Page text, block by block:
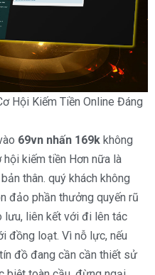
69vn nhấn 169k không
kiếm tiền Hơn nữa là
thân. quý khách không
đảo phần thưởng quyến rũ
lưu, liên kết với đi lên tác
đồng loạt. Vì nỗ lực, nếu
đồ đang cần cần thiết sử